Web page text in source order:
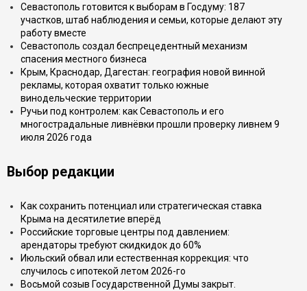
Севастополь готовится к выборам в Госдуму: 187
участков, штаб наблюдения и семьи, которые делают эту
работу вместе
Севастополь создал беспрецедентный механизм
спасения местного бизнеса
Крым, Краснодар, Дагестан: география новой винной
рекламы, которая охватит только южные
винодельческие территории
Ручьи под контролем: как Севастополь и его
многострадальные ливнёвки прошли проверку ливнем 9
июля 2026 года
Выбор редакции
Как сохранить потенциал или стратегическая ставка
Крыма на десятилетие вперёд
Российские торговые центры под давлением:
арендаторы требуют скидкидок до 60%
Июльский обвал или естественная коррекция: что
случилось с ипотекой летом 2026-го
Восьмой созыв Государственной Думы закрыт.